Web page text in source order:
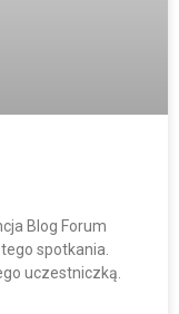
Blog Forum
spotkania.
uczestniczką.